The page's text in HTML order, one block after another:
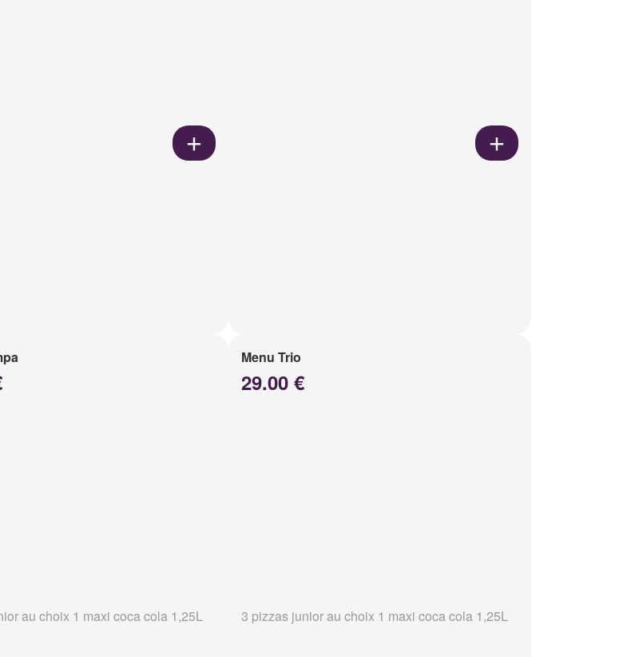
au choix 1 maxi coca cola 1,25L
Menu Trio
29.00 €
3 pizzas junior au choix 1 maxi coca cola 1,25L